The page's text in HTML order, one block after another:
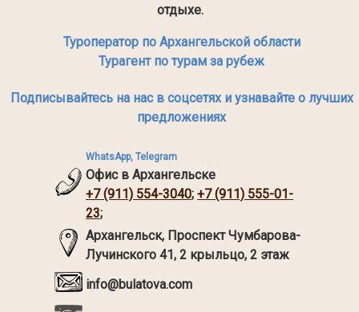
отдыхе.
Туроператор по Архангельской области
Турагент по турам за рубеж
Подписывайтесь на нас в соцсетях и узнавайте о лучших
предложениях
WhatsApp, Telegram
Офис в Архангельске
+7 (911) 554-3040; +7 (911) 555-01-
23;
Архангельск, Проспект Чумбарова-
Лучинского 41, 2 крыльцо, 2 этаж
info@bulatova.com